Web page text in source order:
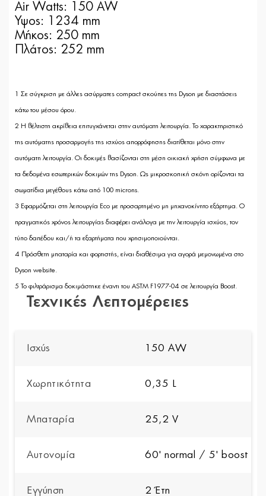
Air Watts: 150 AW
Ύψος: 1234 mm
Μήκος: 250 mm
Πλάτος: 252 mm
1 Σε σύγκριση με άλλες ασύρματες compact σκούπες της Dyson με διαστάσεις
κάτω του μέσου όρου.
2 Η βέλτιστη ακρίβεια επιτυγχάνεται στην αυτόματη λειτουργία. Το χαρακτηριστικό
της αυτόματης προσαρμογής της ισχύος απορρόφησης διατίθεται μόνο στην
αυτόματη λειτουργία. Οι δοκιμές βασίζονται στη μέση οικιακή χρήση σύμφωνα με
τα δεδομένα εσωτερικών δοκιμών της Dyson. Ως μικροσκοπική σκόνη ορίζονται τα
σωματίδια μεγέθους κάτω από 100 microns.
3 Εφαρμόζεται στη λειτουργία Eco με προσαρτημένο μη μηχανοκίνητο εξάρτημα. Ο
πραγματικός χρόνος λειτουργίας διαφέρει ανάλογα με την λειτουργία ισχύος, τον
τύπο δαπέδου και/ή τα εξαρτήματα που χρησιμοποιούνται.
4 Πρόσθετη μπαταρία και φορτιστής, είναι διαθέσιμα για αγορά μεμονωμένα στο
Dyson website.
5 Το φιλτράρισμα δοκιμάστηκε έναντι του ASTM F1977-04 σε λειτουργία Boost.
Τεχνικές Λεπτομέρειες
Ισχύς 150 AW
Χωρητικότητα 0,35 L
Μπαταρία 25,2 V
Αυτονομία 60' normal / 5' boost
Εγγύηση 2 Έτη